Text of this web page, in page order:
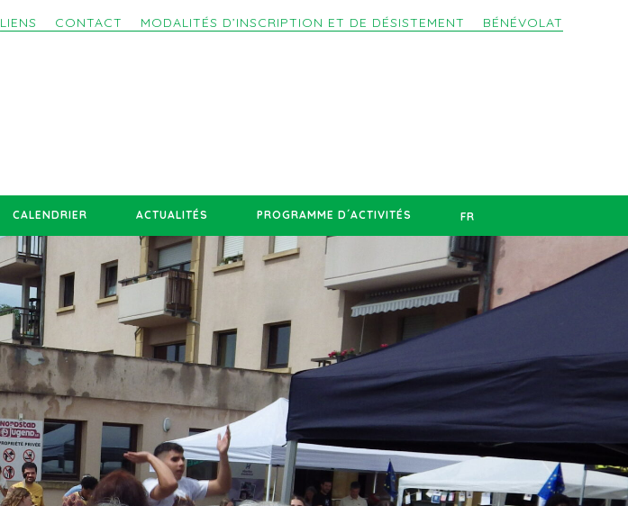
LIENS CONTACT MODALITÉS D’INSCRIPTION ET DE DÉSISTEMENT BÉNÉVOLAT
CALENDRIER ACTUALITÉS PROGRAMME D´ACTIVITÉS FR